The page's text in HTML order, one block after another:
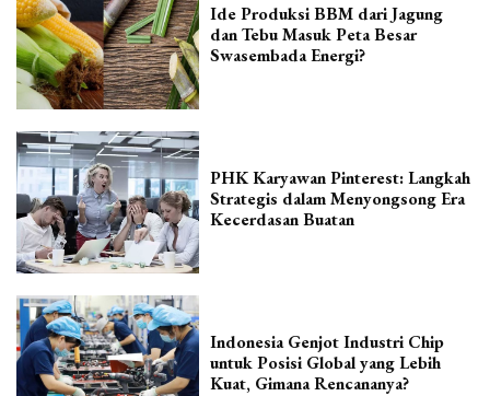
Ide Produksi BBM dari Jagung
dan Tebu Masuk Peta Besar
Swasembada Energi?
PHK Karyawan Pinterest: Langkah
Strategis dalam Menyongsong Era
Kecerdasan Buatan
Indonesia Genjot Industri Chip
untuk Posisi Global yang Lebih
Kuat, Gimana Rencananya?